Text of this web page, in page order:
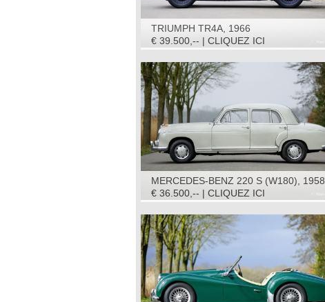
TRIUMPH TR4A, 1966
€ 39.500,-- | CLIQUEZ ICI
MERCEDES-BENZ 220 S (W180), 1958
€ 36.500,-- | CLIQUEZ ICI